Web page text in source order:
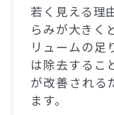
若く見える理
らみが大きく
リュームの足
は除去するこ
が改善される
ます。